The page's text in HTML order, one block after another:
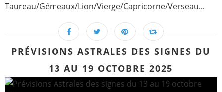
Taureau/Gémeaux/Lion/Vierge/Capricorne/Verseau...
PRÉVISIONS ASTRALES DES SIGNES DU
13 AU 19 OCTOBRE 2025